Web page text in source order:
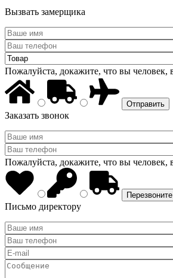
Вызвать замерщика
Пожалуйста, докажите, что вы человек,
Заказать звонок
Пожалуйста, докажите, что вы человек,
Письмо директору